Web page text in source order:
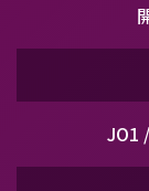
2025.8.9
ahamoユーザ
dポイント ア
JO1